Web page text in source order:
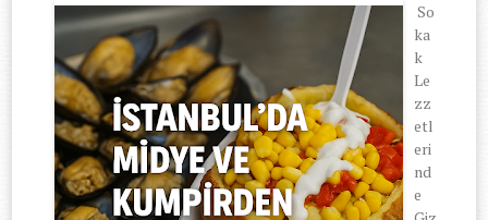
So
ka
k
Le
zz
etl
eri
nd
e